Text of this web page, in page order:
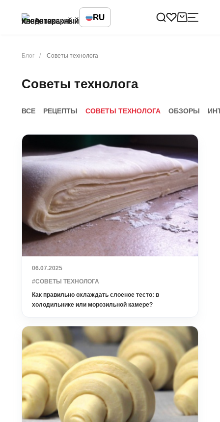
RU
Блог Советы технолога
Советы технолога
ВСЕ РЕЦЕПТЫ СОВЕТЫ ТЕХНОЛОГА ОБЗОРЫ
06.07.2025
#СОВЕТЫ ТЕХНОЛОГА
Как правильно охлаждать слоеное тесто: в
холодильнике или морозильной камере?